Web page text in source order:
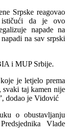
Srpske reagovao
da je ovo
napade na
na sav srpski
i MUP Srbije.
je letjelo prema
svaki taj kamen nije
dodao je Vidović
o obustavljanju
Vlade